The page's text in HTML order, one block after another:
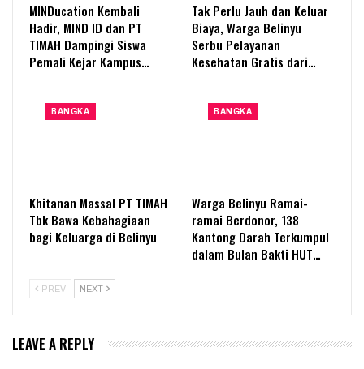
MINDucation Kembali
Hadir, MIND ID dan PT
TIMAH Dampingi Siswa
Pemali Kejar Kampus…
Tak Perlu Jauh dan Keluar
Biaya, Warga Belinyu
Serbu Pelayanan
Kesehatan Gratis dari…
BANGKA
Khitanan Massal PT TIMAH
Tbk Bawa Kebahagiaan
bagi Keluarga di Belinyu
BANGKA
Warga Belinyu Ramai-
ramai Berdonor, 138
Kantong Darah Terkumpul
dalam Bulan Bakti HUT…
PREV NEXT
LEAVE A REPLY